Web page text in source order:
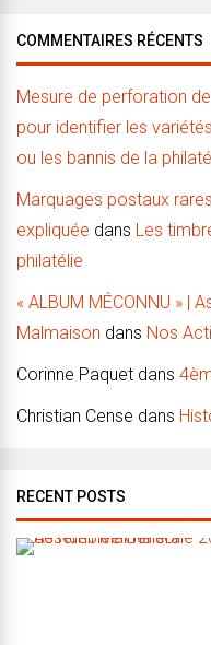
COMMENTAIRES RÉCENTS
Mesure de perforation
pour identifier les
ou les bannis de la
Marquages postaux
expliquée dans Les
philatélie
« ALBUM MÉCONNU » |
Malmaison dans Nos
Corinne Paquet dans
Christian Cense dans
RECENT POSTS